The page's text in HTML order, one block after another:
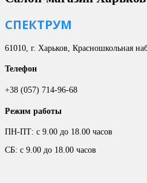
СПЕКТРУМ
61010, г. Харьков, Красношкольная
Телефон
+38 (057) 714-96-68
Режим работы
ПН-ПТ: с 9.00 до 18.00 часов
СБ: с 9.00 до 18.00 часов